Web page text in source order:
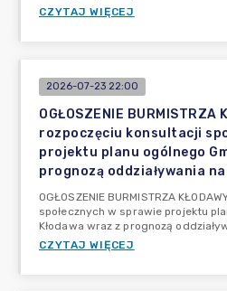
CZYTAJ WIĘCEJ
2026-07-23 22:00
OGŁOSZENIE BURMISTRZA
rozpoczęciu konsultacji
projektu planu ogólnego
prognozą oddziaływania
OGŁOSZENIE BURMISTRZA
społecznych w sprawie projektu
Kłodawa wraz z prognozą
CZYTAJ WIĘCEJ